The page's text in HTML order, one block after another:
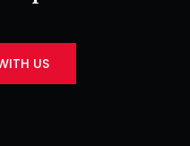
US